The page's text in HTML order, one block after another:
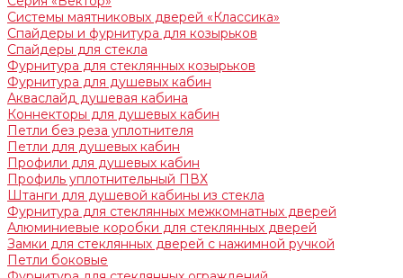
Системы маятниковых дверей «Классика»
Спайдеры и фурнитура для козырьков
Спайдеры для стекла
Фурнитура для стеклянных козырьков
Фурнитура для душевых кабин
Акваслайд душевая кабина
Коннекторы для душевых кабин
Петли без реза уплотнителя
Петли для душевых кабин
Профили для душевых кабин
Профиль уплотнительный ПВХ
Штанги для душевой кабины из стекла
Фурнитура для стеклянных межкомнатных дверей
Алюминиевые коробки для стеклянных дверей
Замки для стеклянных дверей с нажимной ручкой
Петли боковые